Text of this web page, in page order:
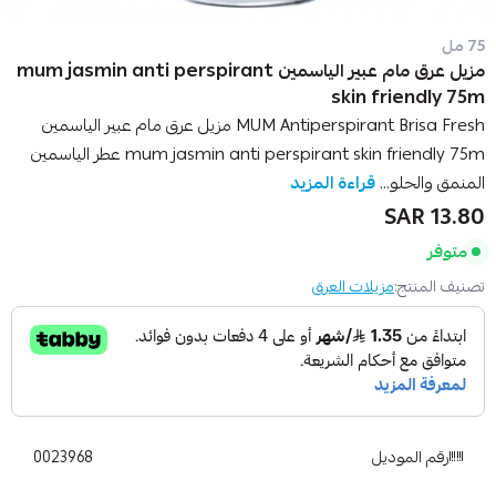
75 مل
مزيل عرق مام عبير الياسمين mum jasmin anti perspirant
skin friendly 75m
MUM Antiperspirant Brisa Fresh مزيل عرق مام عبير الياسمين
mum jasmin anti perspirant skin friendly 75m عطر الياسمين
المنمق والحلو...قراءة المزيد
13.80 SAR
متوفر
تصنيف المنتج:مزيلات العرق
رقم الموديل 0023968